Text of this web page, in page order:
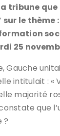
tribune que
sur le thème
25
Gauche
intitulait : «
majorité
que
?